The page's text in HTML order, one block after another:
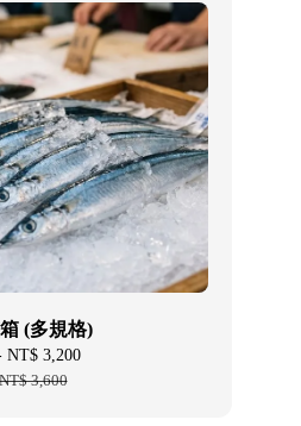
(多規格)
NT$ 3,200
3,600